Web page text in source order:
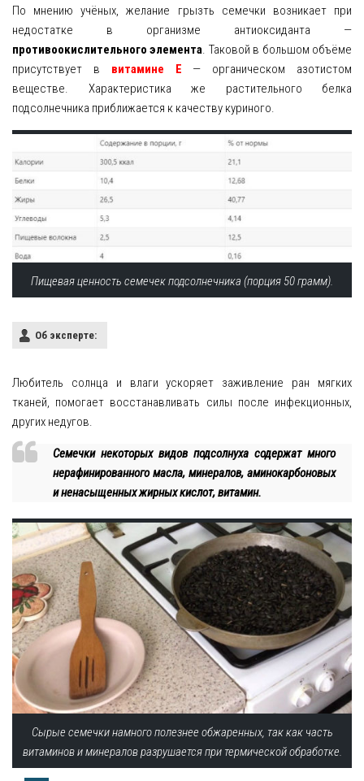
Рецепты
О сайте
По мнению учёных, желание грызть семечки возникает при
недостатке в организме антиоксиданта —
противоокислительного элемента . Таковой в большом объёме
присутствует в витамине E — органическом азотистом
веществе. Характеристика же растительного белка
подсолнечника приближается к качеству куриного.
Пищевая ценность семечек подсолнечника (порция 50 грамм).
Об эксперте:
Любитель солнца и влаги ускоряет заживление ран мягких
тканей, помогает восстанавливать силы после инфекционных,
других недугов.
Семечки некоторых видов подсолнуха содержат много
нерафинированного масла, минералов, аминокарбоновых
и ненасыщенных жирных кислот, витамин.
Сырые семечки намного полезнее обжаренных, так как часть
витаминов и минералов разрушается при термической обработке.